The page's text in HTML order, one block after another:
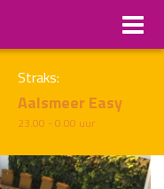
Straks:
Aalsmeer Easy
23.00 - 0.00 uur